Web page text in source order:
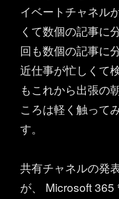
イベートチャネル
くて数個の記事に
回も数個の記事に
近仕事が忙しくて
もこれから出張の
ころは軽く触って
す。
共有チャネルの発
が、 Microsoft 365